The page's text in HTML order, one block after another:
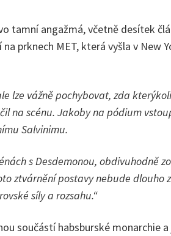
tamní angažmá, včetně desítek
prknech MET, která vyšla v New
lze vážně pochybovat, zda
na scénu. Jakoby na pódium
Salvinimu.
s Desdemonou, obdivuhodně
ztvárnění postavy nebude dlouho
síly a rozsahu.“
součástí habsburské monarchie